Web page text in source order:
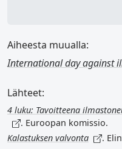
Aiheesta muualla:
International day against
Lähteet:
4 luku: Tavoitteena
. Euroopan komissio.
Kalastuksen valvonta
.